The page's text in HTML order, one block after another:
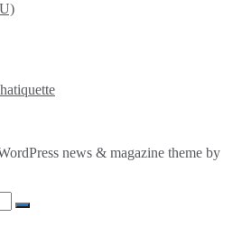
news & magazine theme by